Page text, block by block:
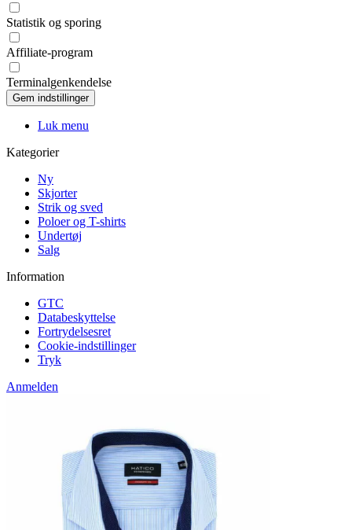
Statistik og sporing
Affiliate-program
Terminalgenkendelse
Luk menu
Kategorier
Ny
Skjorter
Strik og sved
Poloer og T-shirts
Undertøj
Salg
Information
GTC
Databeskyttelse
Fortrydelsesret
Cookie-indstillinger
Tryk
Anmelden